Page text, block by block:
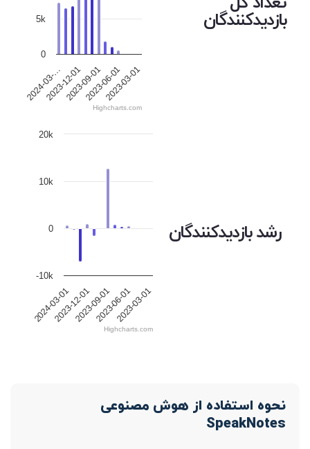
بازدیدکنندگان
2024-03-…
2023-12-012023-09-012023-06-012023-03-01
0
5k
Highcharts.com
رشد بازدیدکنندگان
2024-03-01
2023-12-012023-09-012023-06-012023-03-01
-10k
0
10k
20k
Highcharts.com
نحوه استفاده از هوش مصنوعی
SpeakNotes